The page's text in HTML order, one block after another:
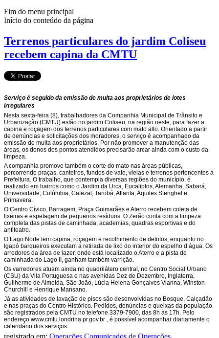
Fim do menu principal
Início do conteúdo da página
Terrenos particulares do jardim Coliseu
recebem capina da CMTU
Serviço é seguido da emissão de multa aos proprietários de lotes
irregulares
Nesta sexta-feira (8), trabalhadores da Companhia Municipal de Trânsito e
Urbanização (CMTU) estão no jardim Coliseu, na região oeste, para fazer a
capina e roçagem dos terrenos particulares com mato alto. Orientado a partir
de denúncias e solicitações dos moradores, o serviço é acompanhado da
emissão de multa aos proprietários. Por não promover a manutenção das
áreas, os donos dos pontos atendidos precisarão arcar ainda com o custo da
limpeza.
A companhia promove também o corte do mato nas áreas públicas,
percorrendo praças, canteiros, fundos de vale, vielas e terrenos pertencentes à
Prefeitura. O trabalho, que contempla diversas regiões do município, é
realizado em bairros como o Jardim da Urca, Eucaliptos, Alemanha, Sabará,
Universidade, Colúmbia, Cafezal, Tarobá, Atlanta, Aquiles Stenghel e
Primavera.
O Centro Cívico, Barragem, Praça Guimarães e Aterro recebem coleta de
lixeiras e espetagem de pequenos resíduos. O Zerão conta com a limpeza
completa das pistas de caminhada, academias, quadras esportivas e do
anfiteatro.
O Lago Norte tem capina, roçagem e recolhimento de detritos, enquanto no
Igapó barqueiros executam a retirada de lixo do interior do espelho d’água. Os
arredores da área de lazer, onde está localizado o Aterro e a pista de
caminhada do Lago II, ganham também varrição.
Os varredores atuam ainda no quadrilátero central, no Centro Social Urbano
(CSU) da Vila Portuguesa e nas avenidas Dez de Dezembro, Inglaterra,
Guilherme de Almeida, São João, Lúcia Helena Gonçalves Vianna, Winston
Churchill e Henrique Mansano.
Já as atividades de lavação de pisos são desenvolvidas no Bosque, Calçadão
e nas praças do Centro Histórico. Pedidos, denúncias e queixas da população
são registrados pela CMTU no telefone 3379-7900, das 8h às 17h. Pelo
endereço www.cmtu.londrina.pr.gov.br , é possível acompanhar diariamente o
calendário dos serviços.